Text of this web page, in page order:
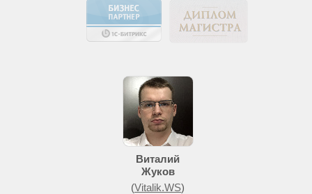
Виталий
Жуков
(Vitalik.WS)